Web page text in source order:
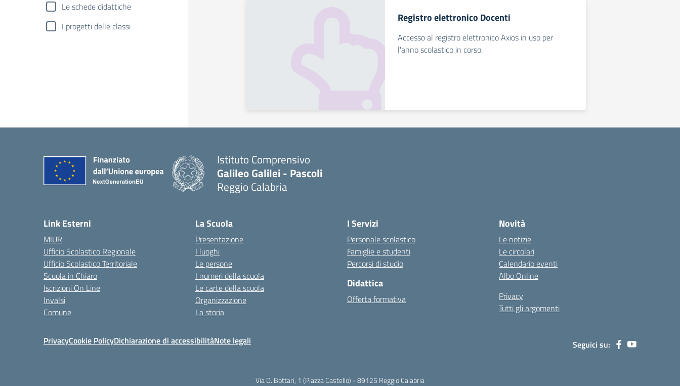
Le schede didattiche
I progetti delle classi
Registro elettronico Docenti
Accesso al registro elettronico Axios in uso per
l'anno scolastico in corso.
Istituto Comprensivo
Galileo Galilei - Pascoli
Reggio Calabria
Link Esterni
MIUR
Ufficio Scolastico Regionale
Ufficio Scolastico Territoriale
Scuola in Chiaro
Iscrizioni On Line
Invalsi
Comune
La Scuola
Presentazione
I luoghi
Le persone
I numeri della scuola
Le carte della scuola
Organizzazione
La storia
I Servizi
Personale scolastico
Famiglie e studenti
Percorsi di studio
Didattica
Offerta formativa
Novità
Le notizie
Le circolari
Calendario eventi
Albo Online
Privacy
Tutti gli argomenti
PrivacyCookie PolicyDichiarazione di accessibilitàNote legali Seguici su:
Via D. Bottari, 1 (Piazza Castello) - 89125 Reggio Calabria